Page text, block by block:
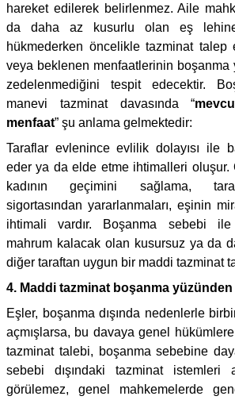
hareket edilerek belirlenmez. Aile
da daha az kusurlu olan eş
hükmederken öncelikle tazminat talep
veya beklenen menfaatlerinin boşanma
zedelenmediğini tespit edecektir.
manevi tazminat davasında “
menfaat” şu anlama gelmektedir:
Taraflar evlenince evlilik dolayısı ile
eder ya da elde etme ihtimalleri oluşur.
kadının geçimini sağlama,
sigortasından yararlanmaları, eşinin
ihtimali vardır. Boşanma sebebi
mahrum kalacak olan kusursuz ya da
diğer taraftan uygun bir maddi tazminat
4. Maddi tazminat boşanma
Eşler, boşanma dışında nedenlerle
açmışlarsa, bu davaya genel hükümlere
tazminat talebi, boşanma sebebine
sebebi dışındaki tazminat istemleri
görülemez, genel mahkemelerde